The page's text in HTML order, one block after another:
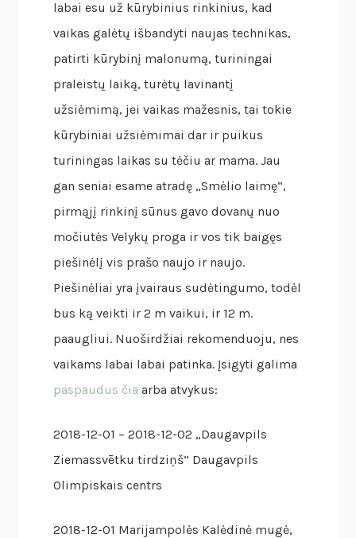
labai esu už kūrybinius rinkinius, kad
vaikas galėtų išbandyti naujas technikas,
patirti kūrybinį malonumą, turiningai
praleistų laiką, turėtų lavinantį
užsiėmimą, jei vaikas mažesnis, tai tokie
kūrybiniai užsiėmimai dar ir puikus
turiningas laikas su tėčiu ar mama. Jau
gan seniai esame atradę „Smėlio laimę“,
pirmąjį rinkinį sūnus gavo dovanų nuo
močiutės Velykų proga ir vos tik baigęs
piešinėlį vis prašo naujo ir naujo.
Piešinėliai yra įvairaus sudėtingumo, todėl
bus ką veikti ir 2 m vaikui, ir 12 m.
paaugliui. Nuoširdžiai rekomenduoju, nes
vaikams labai labai patinka. Įsigyti galima
paspaudus čia arba atvykus:
2018-12-01 – 2018-12-02 „Daugavpils
Ziemassvētku tirdziņš“ Daugavpils
Olimpiskais centrs
2018-12-01 Marijampolės Kalėdinė mugė,